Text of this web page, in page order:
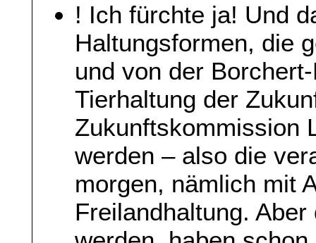
! Ich fürchte ja! Und
Haltungsformen, die
und von der
Tierhaltung der
Zukunftskommission
werden – also die
morgen, nämlich mit
Freilandhaltung.